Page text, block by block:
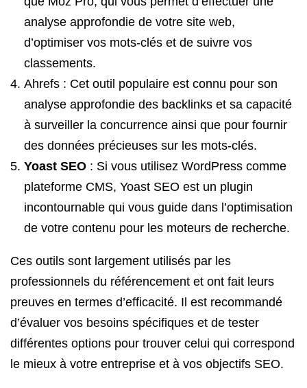
analyse approfondie de votre site web,
d’optimiser vos mots-clés et de suivre vos
classements.
Ahrefs : Cet outil populaire est connu pour son
analyse approfondie des backlinks et sa capacité
à surveiller la concurrence ainsi que pour fournir
des données précieuses sur les mots-clés.
Yoast SEO : Si vous utilisez WordPress comme
plateforme CMS, Yoast SEO est un plugin
incontournable qui vous guide dans l’optimisation
de votre contenu pour les moteurs de recherche.
Ces outils sont largement utilisés par les
professionnels du référencement et ont fait leurs
preuves en termes d’efficacité. Il est recommandé
d’évaluer vos besoins spécifiques et de tester
différentes options pour trouver celui qui correspond
le mieux à votre entreprise et à vos objectifs SEO.